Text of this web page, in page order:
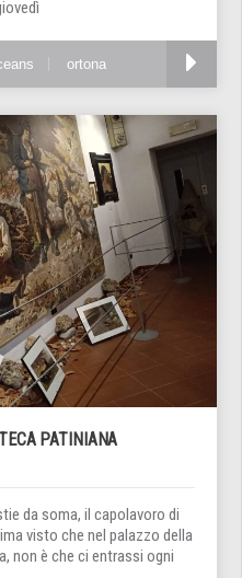
ortona
PATINIANA
da soma, il capolavoro di
visto che nel palazzo della
non è che ci entrassi ogni